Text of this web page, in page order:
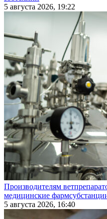
5 августа 2026, 19:22
Производителям
медицинские
5 августа 2026, 16:40